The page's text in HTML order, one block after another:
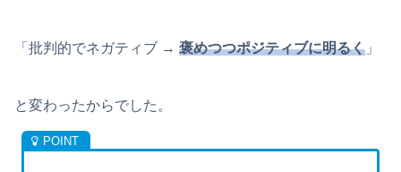
「批判的でネガティブ → 褒めつつポジティブに明るく 」
と変わったからでした。